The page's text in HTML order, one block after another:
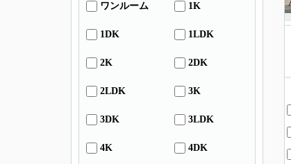
ワンルーム 1K
1DK 1LDK
2K 2DK
2LDK 3K
3DK 3LDK
4K 4DK